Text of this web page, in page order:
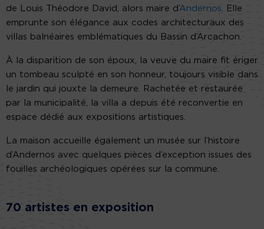
de Louis Théodore David, alors maire d’Andernos. Elle
emprunte son élégance aux codes architecturaux des
villas balnéaires emblématiques du Bassin d’Arcachon.
À la disparition de son époux, la veuve du maire fit ériger
un tombeau sculpté en son honneur, toujours visible dans
le jardin qui jouxte la demeure. Rachetée et restaurée
par la municipalité, la villa a depuis été reconvertie en
espace dédié aux expositions artistiques.
La maison accueille également un musée sur l’histoire
d’Andernos avec quelques pièces d’exception issues des
fouilles archéologiques opérées sur la commune.
70 artistes en exposition